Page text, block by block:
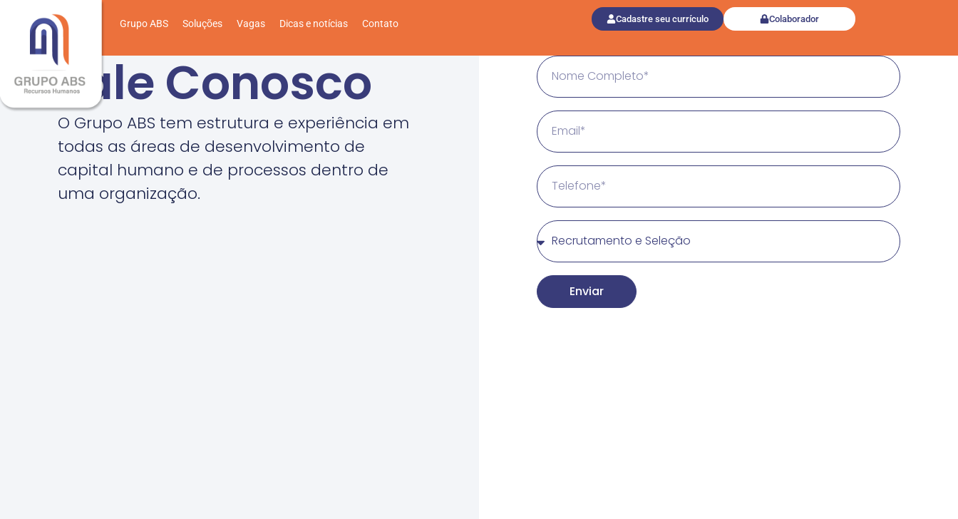
Grupo ABS Soluções Vagas Dicas e notícias Contato Cadastre seu currículo Colaborador
Fale Conosco
O Grupo ABS tem estrutura e experiência em
todas as áreas de desenvolvimento de
capital humano e de processos dentro de
uma organização.
Enviar